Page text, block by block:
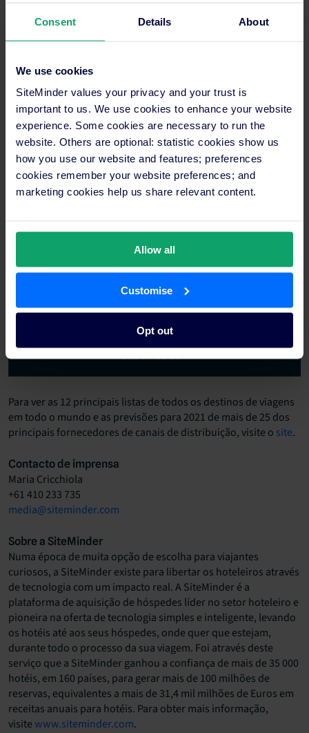
Consent Details About
We use cookies
SiteMinder values your privacy and your trust is
important to us. We use cookies to enhance your website
experience. Some cookies are necessary to run the
website. Others are optional: statistic cookies show us
how you use our website and features; preferences
cookies remember your website preferences; and
marketing cookies help us share relevant content.
Allow all
Customise
Opt out
Para ver as 12 principais listas de todos os destinos de viagens
em todo o mundo e as previsões para 2021 de mais de 25 dos
principais fornecedores de canais de distribuição, visite o site.
Contacto de imprensa
Maria Cricchiola
+61 410 233 735
media@siteminder.com
Sobre a SiteMinder
Numa época de muita opção de escolha para viajantes
curiosos, a SiteMinder existe para libertar os hoteleiros através
de tecnologia com um impacto real. A SiteMinder é a
plataforma de aquisição de hóspedes líder no setor hoteleiro e
pioneira na oferta de tecnologia simples e inteligente, levando
os hotéis até aos seus hóspedes, onde quer que estejam,
durante todo o processo da sua viagem. Foi através deste
serviço que a SiteMinder ganhou a confiança de mais de 35 000
hotéis, em 160 países, para gerar mais de 100 milhões de
reservas, equivalentes a mais de 31,4 mil milhões de Euros em
receitas anuais para hotéis. Para obter mais informação,
visitewww.siteminder.com.